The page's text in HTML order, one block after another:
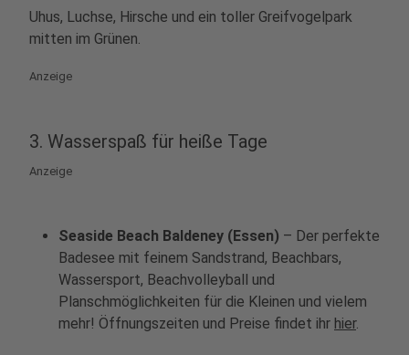
Uhus, Luchse, Hirsche und ein toller Greifvogelpark
mitten im Grünen.
Anzeige
3. Wasserspaß für heiße Tage
Anzeige
Seaside Beach Baldeney (Essen) – Der perfekte
Badesee mit feinem Sandstrand, Beachbars,
Wassersport, Beachvolleyball und
Planschmöglichkeiten für die Kleinen und vielem
mehr! Öffnungszeiten und Preise findet ihr hier.